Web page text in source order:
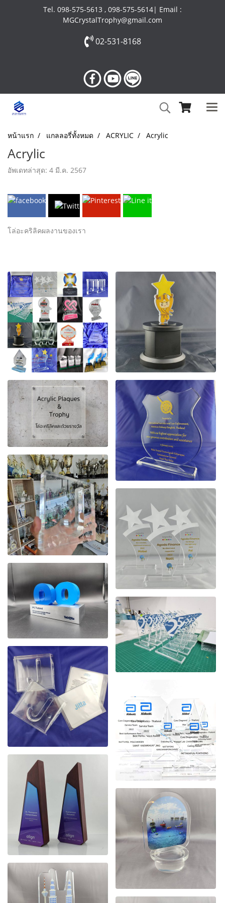
Tel. 098-575-5613 , 098-575-5614| Email :
MGCrystalTrophy@gmail.com
02-531-8168
หน้าแรก แกลลอรี่ทั้งหมด ACRYLIC Acrylic
Acrylic
อัพเดทล่าสุด: 4 มี.ค. 2567
โล่อะคริลิคผลงานของเรา